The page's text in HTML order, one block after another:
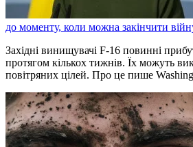
до моменту, коли можна закінчити
Західні винищувачі F-16 повинні
протягом кількох тижнів. Їх можуть
повітряних цілей. Про це пише